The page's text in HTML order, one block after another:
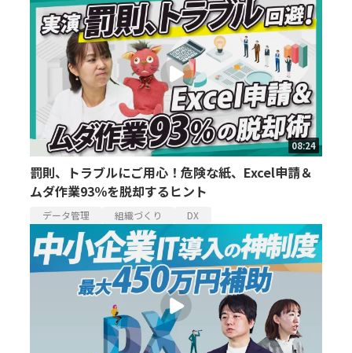
08:24
罰則、トラブルにご用心！危険な紙、Excel申請＆
ムダ作業93％を脱却するヒント
データ管理 組織づくり DX